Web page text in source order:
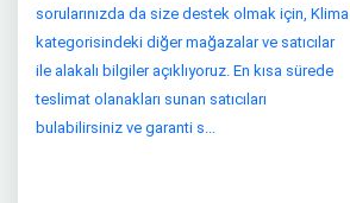
sorularınızda da size destek olmak için, Klima
kategorisindeki diğer mağazalar ve satıcılar
ile alakalı bilgiler açıklıyoruz. En kısa sürede
teslimat olanakları sunan satıcıları
bulabilirsiniz ve garanti s...